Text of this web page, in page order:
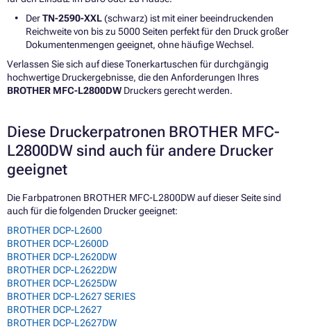
DerTN-2590-XXL(schwarz) ist mit einer beeindruckenden
Reichweite von bis zu 5000 Seiten perfekt für den Druck großer
Dokumentenmengen geeignet, ohne häufige Wechsel.
Verlassen Sie sich auf diese Tonerkartuschen für durchgängig
hochwertige Druckergebnisse, die den Anforderungen Ihres
BROTHER MFC-L2800DW Druckers gerecht werden.
Diese Druckerpatronen BROTHER MFC-
L2800DW sind auch für andere Drucker
geeignet
Die Farbpatronen BROTHER MFC-L2800DW auf dieser Seite sind
auch für die folgenden Drucker geeignet:
BROTHER DCP-L2600
BROTHER DCP-L2600D
BROTHER DCP-L2620DW
BROTHER DCP-L2622DW
BROTHER DCP-L2625DW
BROTHER DCP-L2627 SERIES
BROTHER DCP-L2627
BROTHER DCP-L2627DW